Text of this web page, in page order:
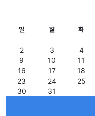
일 월 화
2
3 4
9
10 11
16
17 18
23
24 25
30
31